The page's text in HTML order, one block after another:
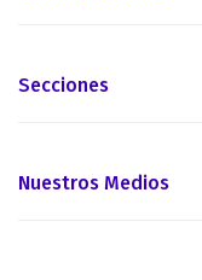
Secciones
Nuestros Medios